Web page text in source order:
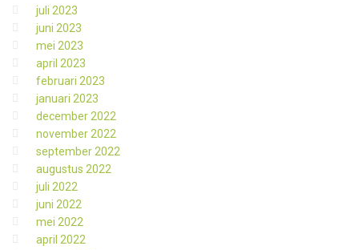
juli 2023
juni 2023
mei 2023
april 2023
februari 2023
januari 2023
december 2022
november 2022
september 2022
augustus 2022
juli 2022
juni 2022
mei 2022
april 2022